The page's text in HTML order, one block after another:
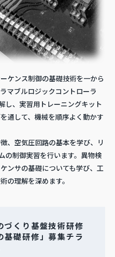
ケンス制御の基礎技術を一から
マブルロジックコントローラ
し、実習用トレーニングキット
通して、機械を順序よく動かす
、空気圧回路の基本を学び、リ
の制御実習を行います。異物検
ンサの基礎についても学び、工
の理解を深めます。
づくり基盤技術研修
基礎研修」募集チラ